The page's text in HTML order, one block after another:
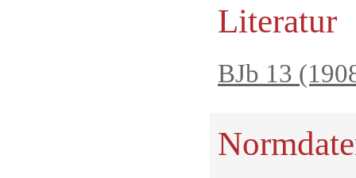
Literatur
BJb 13